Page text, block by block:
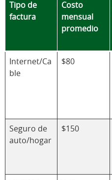
Tipo de
factura
Costo
mensual
promedio
Internet/Ca
ble
$80
Seguro de
auto/hogar
$150